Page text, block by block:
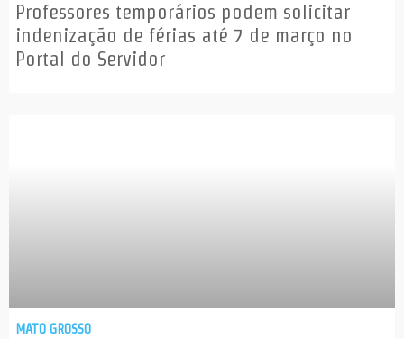
Professores temporários podem solicitar
indenização de férias até 7 de março no
Portal do Servidor
MATO GROSSO